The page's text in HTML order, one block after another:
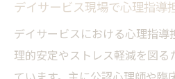
デイサービス現場で心理指導
デイサービスにおける心理指導
理的安定やストレス軽減を図る